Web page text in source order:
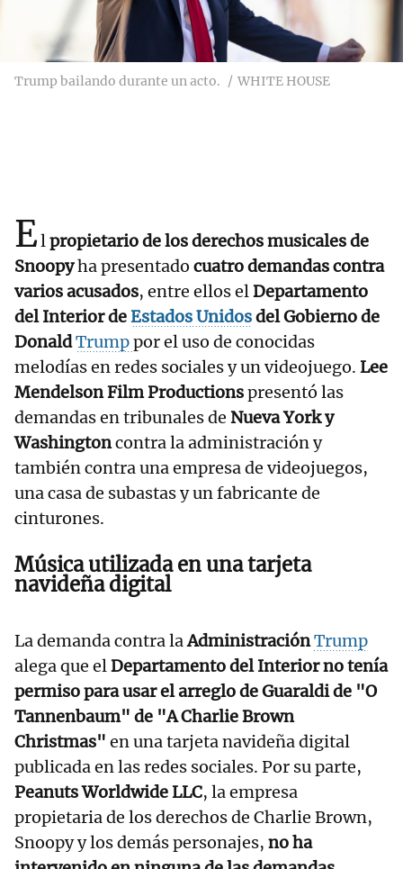
Trump bailando durante un acto. WHITE HOUSE
Elpropietario de los derechos musicales de
Snoopyha presentado cuatro demandas contra
varios acusados, entre ellos elDepartamento
del Interior deEstados Unidosdel Gobierno de
DonaldTrumppor el uso de conocidas
melodías en redes sociales y un videojuego. Lee
Mendelson Film Productionspresentó las
demandas en tribunales de Nueva York y
Washingtoncontra la administración y
también contra una empresa de videojuegos,
una casa de subastas y un fabricante de
cinturones.
Música utilizada en una tarjeta
navideña digital
La demanda contra laAdministraciónTrump
alega que elDepartamento del Interior no tenía
permiso para usar el arreglo de Guaraldi de "O
Tannenbaum" de "A Charlie Brown
Christmas" en una tarjeta navideña digital
publicada en las redes sociales. Por su parte,
Peanuts Worldwide LLC, la empresa
propietaria de los derechos de Charlie Brown,
Snoopy y los demás personajes, no ha